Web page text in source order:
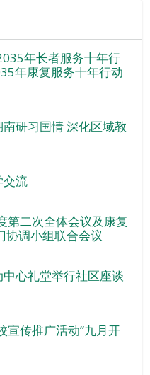
年长者服务十年行
年康复服务十年行动
研习国情 深化区域教
交流
第二次全体会议及康复
协调小组联合会议
心礼堂举行社区座谈
宣传推广活动”九月开